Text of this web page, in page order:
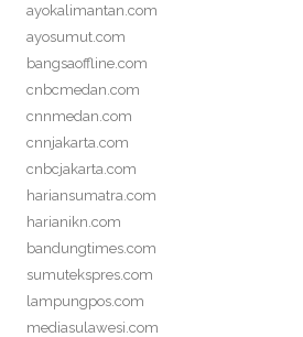
ayokalimantan.com
ayosumut.com
bangsaoffline.com
cnbcmedan.com
cnnmedan.com
cnnjakarta.com
cnbcjakarta.com
hariansumatra.com
harianikn.com
bandungtimes.com
sumutekspres.com
lampungpos.com
mediasulawesi.com